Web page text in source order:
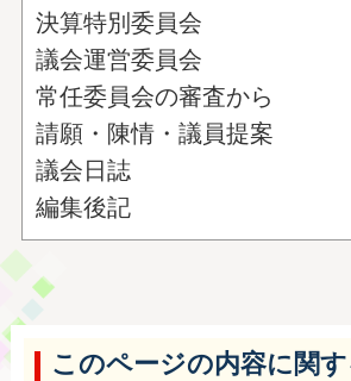
決算特別委員会
議会運営委員会
常任委員会の審査から
請願・陳情・議員提案
議会日誌
編集後記
このページの内容に関